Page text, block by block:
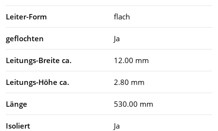
Leiter-Form flach
geflochten Ja
Leitungs-Breite ca. 12.00 mm
Leitungs-Höhe ca. 2.80 mm
Länge 530.00 mm
Isoliert Ja